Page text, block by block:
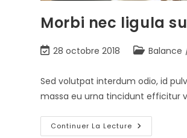
Morbi nec ligula
28 octobre 2018 Balance
Sed volutpat interdum odio, id
massa eu urna tincidunt efficitur
Continuer La Lecture